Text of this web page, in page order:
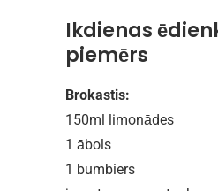
Ikdienas
piemērs
Brokastis:
150ml limonādes
1 ābols
1 bumbiers